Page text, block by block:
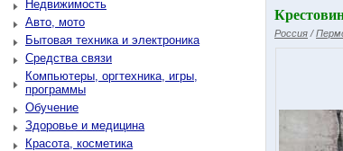
Недвижимость
Авто, мото
Бытовая техника и электроника
Средства связи
Компьютеры, оргтехника, игры,
программы
Обучение
Здоровье и медицина
Красота, косметика
Россия /